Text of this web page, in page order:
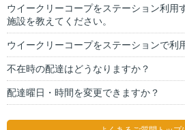
ウイークリーコープをステーション利用
施設を教えてください。
ウイークリーコープをステーションで利
不在時の配達はどうなりますか？
配達曜日・時間を変更できますか？